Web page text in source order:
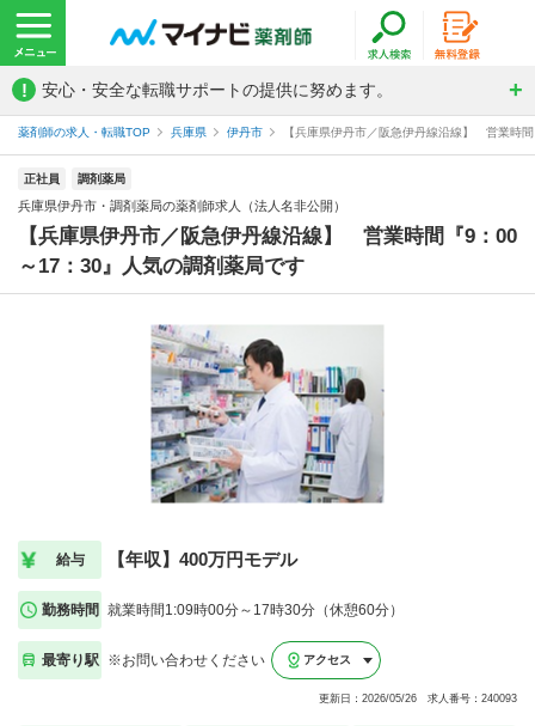
! 安心・安全な転職サポートの提供に努めます。
薬剤師の求人・転職TOP 兵庫県 伊丹市 【兵庫県伊丹市／阪急伊丹線沿線】 営業時
正社員 調剤薬局
兵庫県伊丹市・調剤薬局の薬剤師求人（法人名非公開）
【兵庫県伊丹市／阪急伊丹線沿線】 営業時間『9：00
～17：30』人気の調剤薬局です
給与 【年収】400万円モデル
勤務時間 就業時間1:09時00分～17時30分（休憩60分）
最寄り駅 ※お問い合わせください アクセス
更新日：2026/05/26 求人番号：240093